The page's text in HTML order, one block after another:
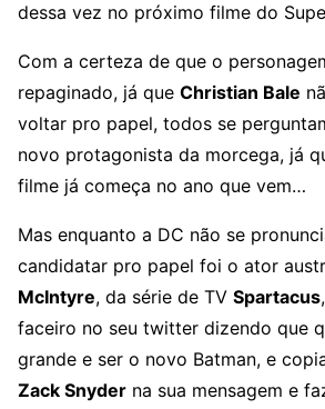
dessa vez no próximo filme do
Com a certeza de que o
repaginado, já que Christian Bale
voltar pro papel, todos se
novo protagonista da morcega, já
filme já começa no ano que vem…
Mas enquanto a DC não se
candidatar pro papel foi o ator
McIntyre, da série de TV Spartacus
faceiro no seu twitter dizendo que
grande e ser o novo Batman, e
Zack Snyder na sua mensagem e